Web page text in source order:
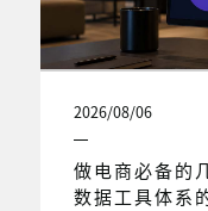
2026/08/06
做电商必备的
数据工具体系